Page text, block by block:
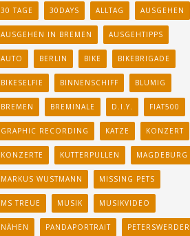
30 TAGE 30DAYS ALLTAG AUSGEHEN
AUSGEHEN IN BREMEN AUSGEHTIPPS
AUTO BERLIN BIKE BIKEBRIGADE
BIKESELFIE BINNENSCHIFF BLUMIG
BREMEN BREMINALE D.I.Y. FIAT500
GRAPHIC RECORDING KATZE KONZERT
KONZERTE KUTTERPULLEN MAGDEBURG
MARKUS WUSTMANN MISSING PETS
MS TREUE MUSIK MUSIKVIDEO
NÄHEN PANDAPORTRAIT PETERSWERDER